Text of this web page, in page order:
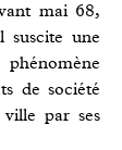
mai 68,
suscite une
de société
par ses